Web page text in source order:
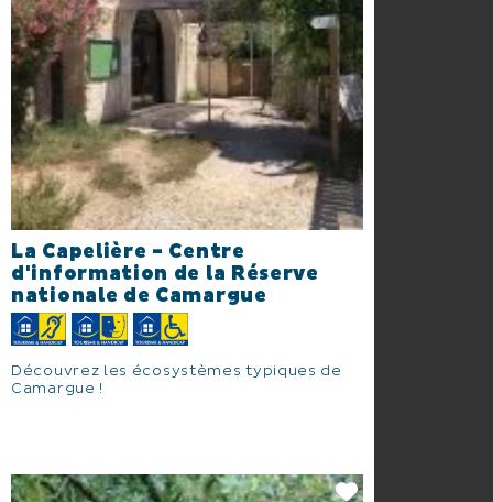
La Capelière - Centre
d'information de la Réserve
nationale de Camargue
Découvrez les écosystèmes typiques de
Camargue !